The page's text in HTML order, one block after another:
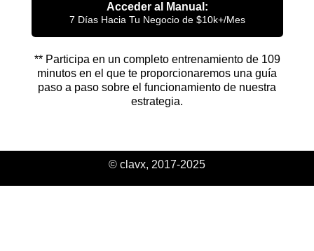
Acceder al Manual:
7 Días Hacia Tu Negocio de $10k+/Mes
** Participa en un completo entrenamiento de 109
minutos en el que te proporcionaremos una guía
paso a paso sobre el funcionamiento de nuestra
estrategia.
© clavx, 2017-2025